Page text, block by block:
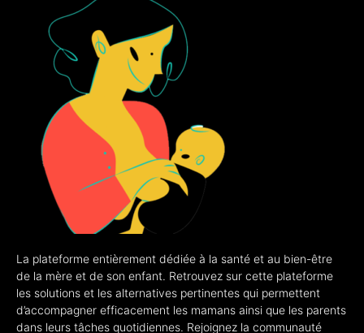
La plateforme entièrement dédiée à la santé et au bien-être
de la mère et de son enfant. Retrouvez sur cette plateforme
les solutions et les alternatives pertinentes qui permettent
d’accompagner efficacement les mamans ainsi que les parents
dans leurs tâches quotidiennes. Rejoignez la communauté